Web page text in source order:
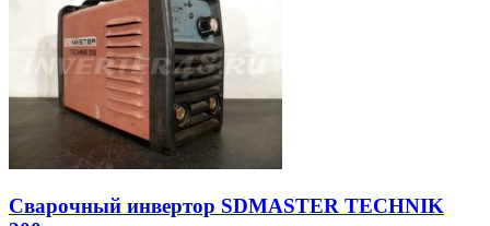
Сварочный инвертор SDMASTER TECHNIK